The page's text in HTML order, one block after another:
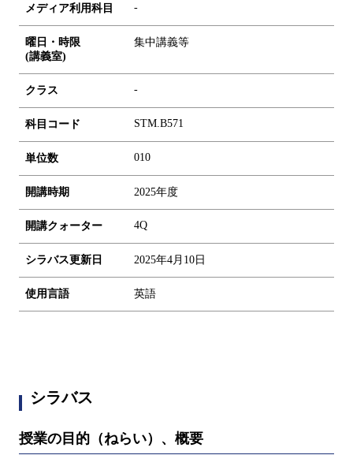
メディア利用科目 -
曜日・時限
(講義室)
集中講義等
クラス -
科目コード STM.B571
単位数 010
開講時期 2025年度
開講クォーター 4Q
シラバス更新日 2025年4月10日
使用言語 英語
シラバス
授業の目的（ねらい）、概要